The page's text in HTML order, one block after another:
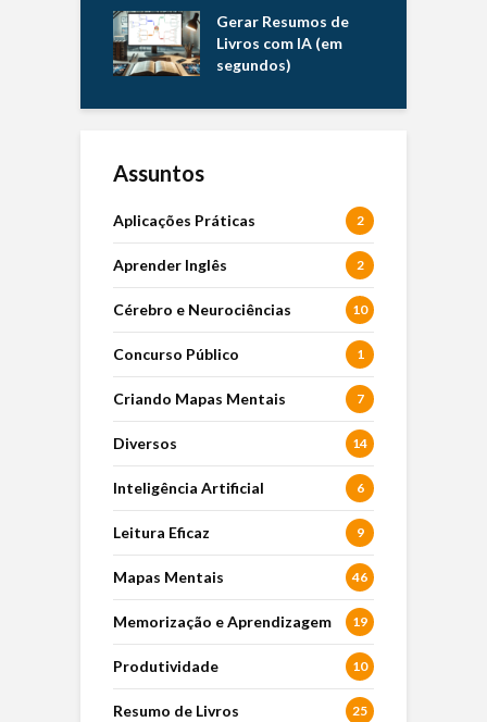
Gerar Resumos de
Livros com IA (em
segundos)
Assuntos
Aplicações Práticas 2
Aprender Inglês 2
Cérebro e Neurociências 10
Concurso Público 1
Criando Mapas Mentais 7
Diversos 14
Inteligência Artificial 6
Leitura Eficaz 9
Mapas Mentais 46
Memorização e Aprendizagem 19
Produtividade 10
Resumo de Livros 25